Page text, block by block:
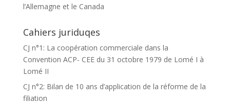
l’Allemagne et le Canada
Cahiers juriduqes
CJ n°1: La coopération commerciale dans la
Convention ACP- CEE du 31 octobre 1979 de Lomé I à
Lomé II
CJ n°2: Bilan de 10 ans d’application de la réforme de la
filiation